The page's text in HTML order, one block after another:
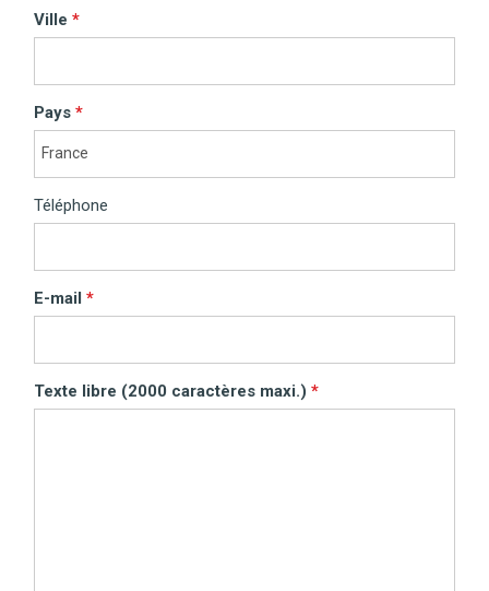
Ville
Pays
Téléphone
E-mail
Texte libre (2000 caractères maxi.)